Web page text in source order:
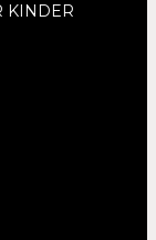
KINDER